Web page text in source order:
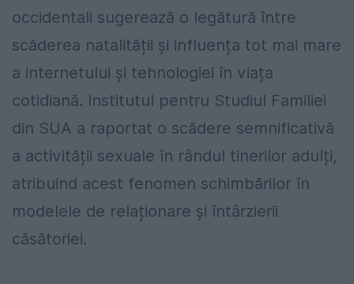
occidentali sugerează o legătură între
scăderea natalității și influența tot mai mare
a internetului și tehnologiei în viața
cotidiană. Institutul pentru Studiul Familiei
din SUA a raportat o scădere semnificativă
a activității sexuale în rândul tinerilor adulți,
atribuind acest fenomen schimbărilor în
modelele de relaționare și întârzierii
căsătoriei.